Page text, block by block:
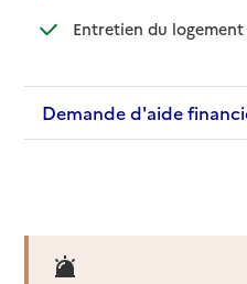
Entretien du
Demande d'aide